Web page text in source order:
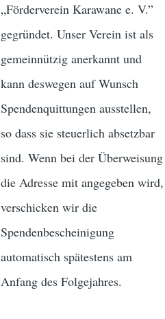
„Förderverein Karawane e. V.”
gegründet. Unser Verein ist als
gemeinnützig anerkannt und
kann deswegen auf Wunsch
Spendenquittungen ausstellen,
so dass sie steuerlich absetzbar
sind. Wenn bei der Überweisung
die Adresse mit angegeben wird,
verschicken wir die
Spendenbescheinigung
automatisch spätestens am
Anfang des Folgejahres.